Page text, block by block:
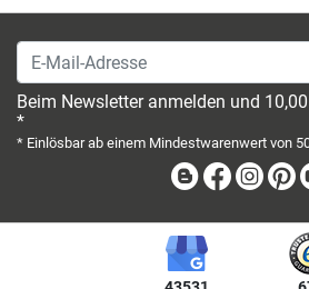
E-Mail-Adresse
Beim Newsletter anmelden und
*
* Einlösbar ab einem Mindestwarenwert von
BlogFacebook